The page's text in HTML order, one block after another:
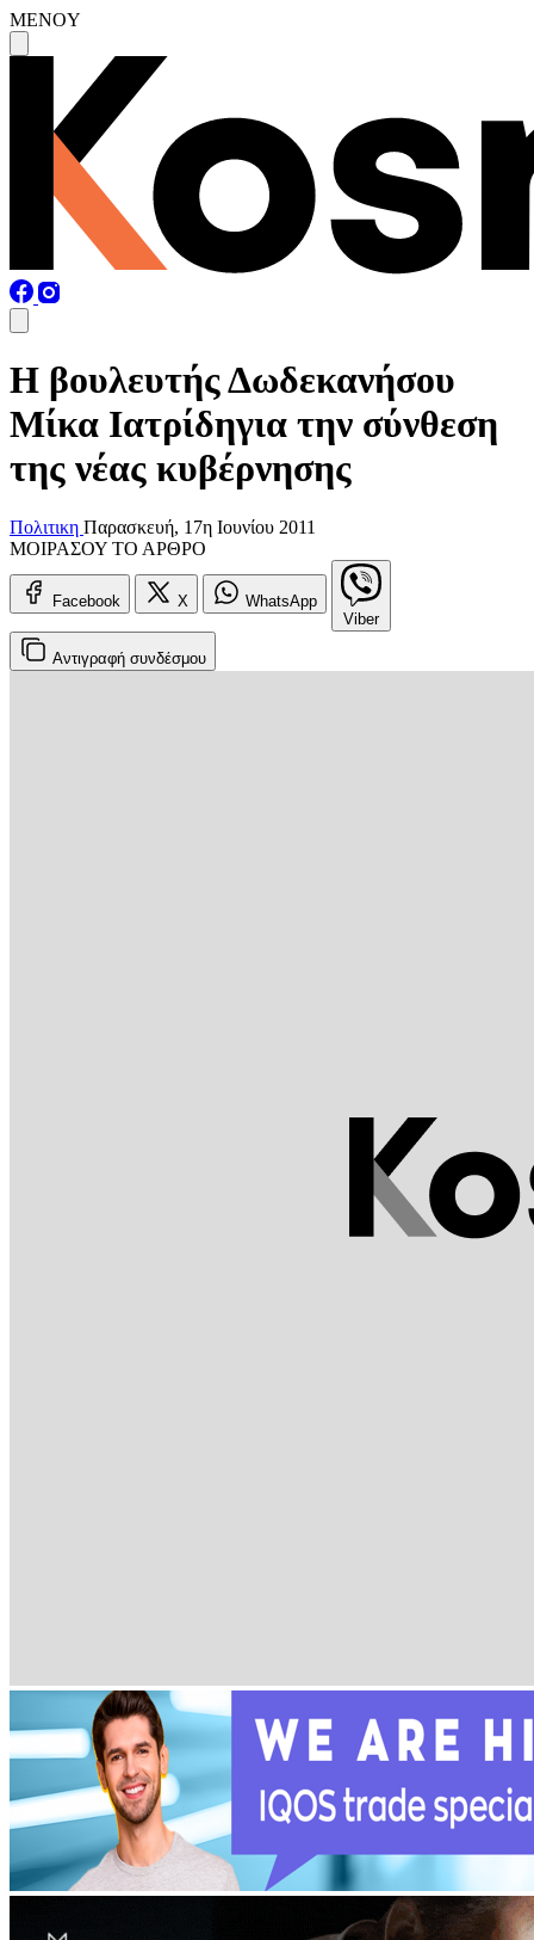
MENOY
Η βουλευτής Δωδεκανήσου
Μίκα Ιατρίδηγια την σύνθεση
της νέας κυβέρνησης
Πολιτικη Παρασκευή, 17η Ιουνίου 2011
ΜΟΙΡΑΣΟΥ ΤΟ ΑΡΘΡΟ
Facebook X
WhatsApp
Viber
Αντιγραφή συνδέσμου